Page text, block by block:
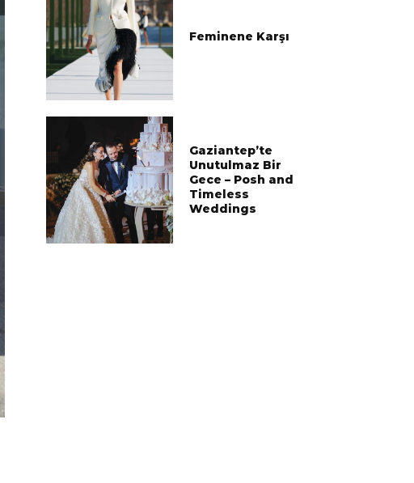
Feminene Karşı
Gaziantep’te
Unutulmaz Bir
Gece – Posh and
Timeless
Weddings